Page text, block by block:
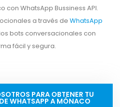
con WhatsApp Bussiness API.
a través de WhatsApp
bots conversacionales con
fácil y segura.
PARA OBTENER TU
WHATSAPP A MÓNACO